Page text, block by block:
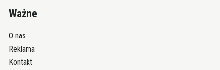
Ważne
O nas
Reklama
Kontakt